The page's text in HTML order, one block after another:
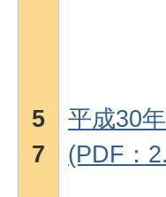
5
7
平成30
(PDF：